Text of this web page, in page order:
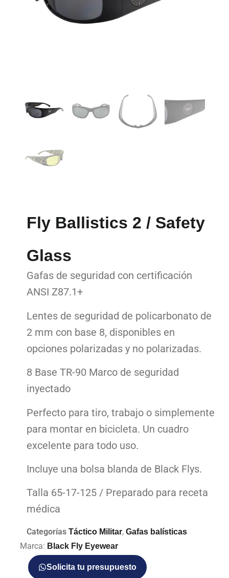
Fly Ballistics 2 / Safety
Glass
Gafas de seguridad con certificación
ANSI Z87.1+
Lentes de seguridad de policarbonato de
2 mm con base 8, disponibles en
opciones polarizadas y no polarizadas.
8 Base TR-90 Marco de seguridad
inyectado
Perfecto para tiro, trabajo o simplemente
para montar en bicicleta. Un cuadro
excelente para todo uso.
Incluye una bolsa blanda de Black Flys.
Talla 65-17-125 / Preparado para receta
médica
Categorías Táctico Militar, Gafas balísticas
Marca: Black Fly Eyewear
Solicita tu presupuesto